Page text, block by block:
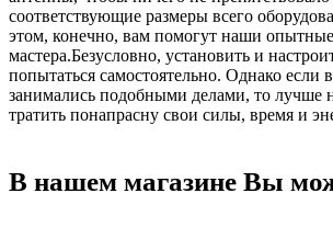
соответствующие размеры всего
этом, конечно, вам помогут наши опытные
мастера.Безусловно, установить и
попытаться самостоятельно. Однако если
занимались подобными делами, то лучше
тратить понапрасну свои силы, время и
В нашем магазине Вы